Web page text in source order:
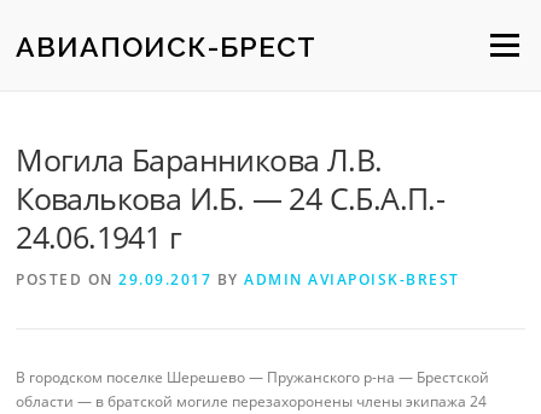
content
АВИАПОИСК-БРЕСТ Menu
Могила Баранникова Л.В.
Ковалькова И.Б. — 24 С.Б.А.П.-
24.06.1941 г
POSTED ON29.09.2017 BYADMIN AVIAPOISK-BREST
В городском поселке Шерешево — Пружанского р-на — Брестской
области — в братской могиле перезахоронены члены экипажа 24